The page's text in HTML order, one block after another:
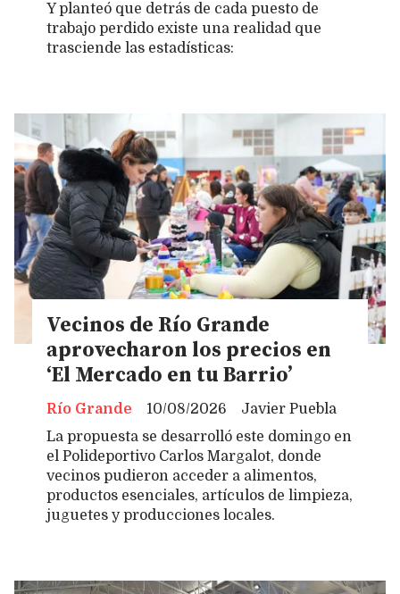
Y planteó que detrás de cada puesto de
trabajo perdido existe una realidad que
trasciende las estadísticas:
Vecinos de Río Grande
aprovecharon los precios en
‘El Mercado en tu Barrio’
Javier Puebla
Río Grande
10/08/2026
La propuesta se desarrolló este domingo en
el Polideportivo Carlos Margalot, donde
vecinos pudieron acceder a alimentos,
productos esenciales, artículos de limpieza,
juguetes y producciones locales.